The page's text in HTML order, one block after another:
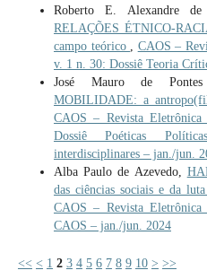
Roberto E. Alexandre
RELAÇÕES ÉTNICO-
campo teórico
CAOS –
v. 1 n. 30: Dossiê Teoria
José Mauro de
MOBILIDADE: a
CAOS – Revista
Dossiê Poéticas
interdisciplinares – jan./jun.
Alba Paulo de Azevedo,
das ciências sociais e da
CAOS – Revista
CAOS – jan./jun. 2024
<< < 1 2 3 4 5 6 7 8 9 10 > >>